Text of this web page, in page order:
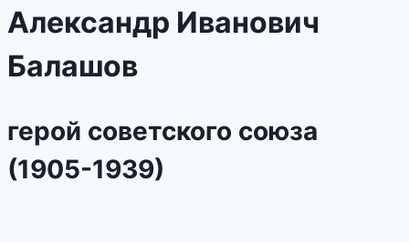
Александр Иванович
Балашов
герой советского союза
(1905-1939)